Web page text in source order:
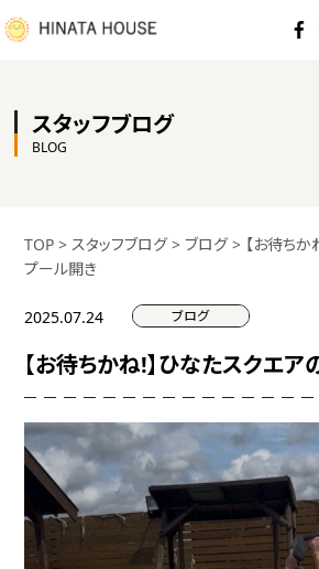
スタッフブログ
BLOG
TOP > スタッフブログ>ブログ> 【お待ち
プール開き
2025.07.24 ブログ
【お待ちかね!】ひなたスクエア